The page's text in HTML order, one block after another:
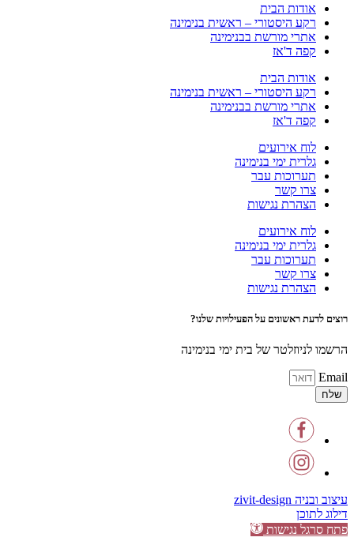
אודות הבית
רקע היסטורי – ראשית בנימינה
אתרי מורשת בבנימינה
קפה ד'אז
אודות הבית
רקע היסטורי – ראשית בנימינה
אתרי מורשת בבנימינה
קפה ד'אז
לוח אירועים
גלרית ימי בנימינה
תערוכות עבר
צרו קשר
הצהרת נגישות
לוח אירועים
גלרית ימי בנימינה
תערוכות עבר
צרו קשר
הצהרת נגישות
רוצים לדעת ראשונים על הפעילויות שלנו?
הרשמו לניוזלטר של בית ימי בנימינה
Email
שלח
עיצוב ובניה zivit-design
דילוג לתוכן
פתח סרגל נגישות